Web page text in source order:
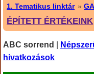
1. Tematikus linktár »
ÉPÍTETT ÉRTÉKEINK
ABC sorrend
hivatkozások